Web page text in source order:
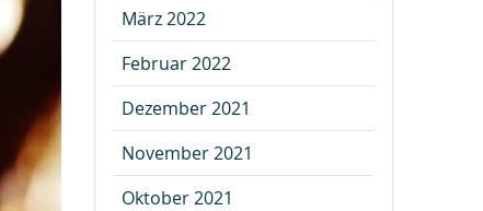
März 2022
Februar 2022
Dezember 2021
November 2021
Oktober 2021